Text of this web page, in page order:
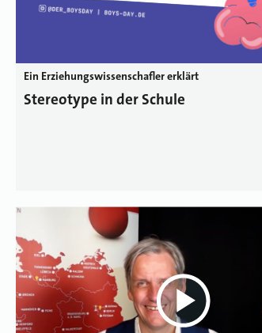
Ein Erziehungswissenschafler erklärt
Stereotype in der Schule